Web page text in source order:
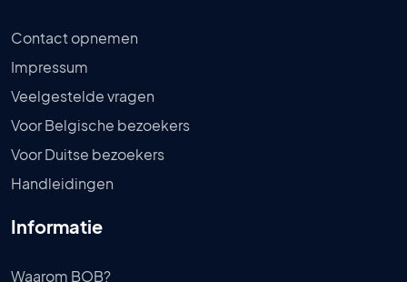
Contact opnemen
Impressum
Veelgestelde vragen
Voor Belgische bezoekers
Voor Duitse bezoekers
Handleidingen
Informatie
Waarom BOB?